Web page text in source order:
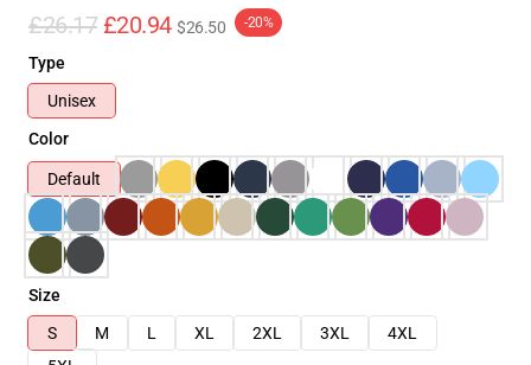
£26.17 £20.94 $26.50 -20%
Type
Unisex
Color
Default
Size
S
M L XL 2XL 3XL
4XL